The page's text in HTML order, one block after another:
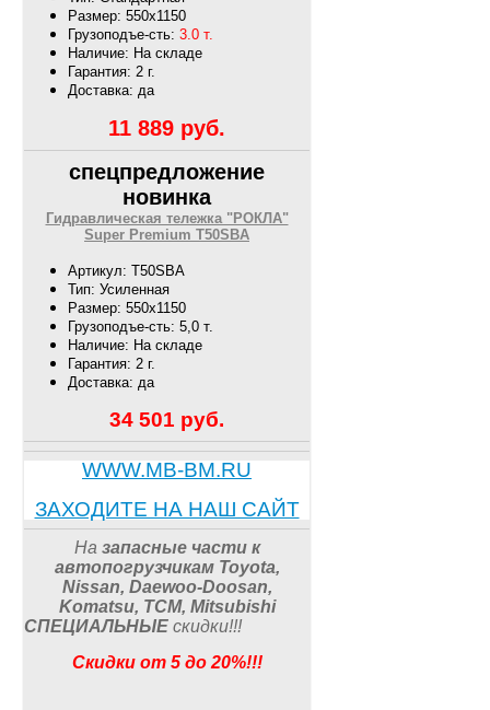
Размер: 550х1150
Грузоподъе-сть: 3.0 т.
Наличие: На складе
Гарантия: 2 г.
Доставка: да
11 889 руб.
спецпредложение
новинка
Гидравлическая тележка "РОКЛА"
Super Premium T50SBA
Артикул: T50SBA
Тип: Усиленная
Размер: 550х1150
Грузоподъе-сть: 5,0 т.
Наличие: На складе
Гарантия: 2 г.
Доставка: да
34 501 руб.
WWW.MB-BM.RU
ЗАХОДИТЕ НА НАШ САЙТ
На запасные части к
автопогрузчикам Toyota,
Nissan, Daewoo-Doosan,
Komatsu, TCM, Mitsubishi
СПЕЦИАЛЬНЫЕ скидки!!!
Скидки от 5 до 20%!!!